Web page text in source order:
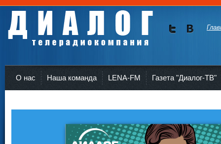
О нас Наша команда LENA-FM Газета "Диалог-ТВ"